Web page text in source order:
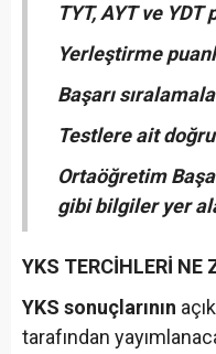
TYT, AYT ve YDT
Yerleştirme
Başarı
Testlere ait doğru
Ortaöğretim
gibi bilgiler yer
YKS TERCİHLERİ NE
YKS sonuçlarının
tarafından